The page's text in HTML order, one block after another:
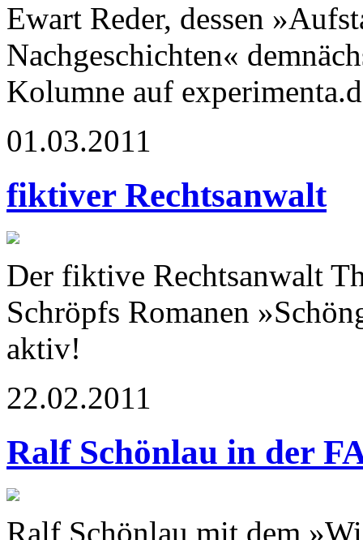
Ewart Reder, dessen
Nachgeschichten«
Kolumne auf
01.03.2011
fiktiver Rechtsanwalt
Der fiktive Rechtsanwalt
Schröpfs Romanen
aktiv!
22.02.2011
Ralf Schönlau in der
Ralf Schönlau mit dem